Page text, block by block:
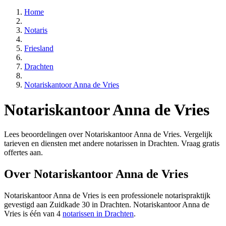
Home
Notaris
Friesland
Drachten
Notariskantoor Anna de Vries
Notariskantoor Anna de Vries
Lees beoordelingen over Notariskantoor Anna de Vries. Vergelijk
tarieven en diensten met andere notarissen in Drachten. Vraag gratis
offertes aan.
Over Notariskantoor Anna de Vries
Notariskantoor Anna de Vries is een professionele notarispraktijk
gevestigd aan Zuidkade 30 in Drachten. Notariskantoor Anna de
Vries is één van 4 notarissen in Drachten.